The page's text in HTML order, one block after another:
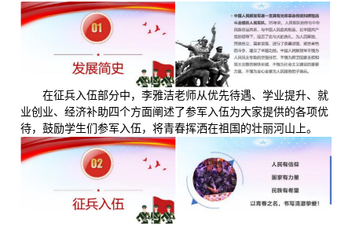
在征兵入伍部分中，李雅洁老师从优先待遇、学业提升、就
业创业、经济补助四个方面阐述了参军入伍为大家提供的各项优
待，鼓励学生们参军入伍，将青春挥洒在祖国的壮丽河山上。